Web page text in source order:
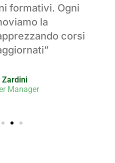
formativi. Ogni
la
corsi
Zardini
Manager